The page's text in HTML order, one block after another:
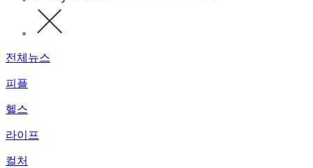
전체뉴스
피플
헬스
라이프
컬처